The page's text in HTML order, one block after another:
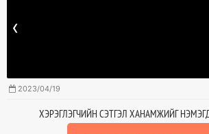
2023/04/19
ХЭРЭГЛЭГЧИЙН СЭТГЭЛ ХАНАМЖИЙГ
‹